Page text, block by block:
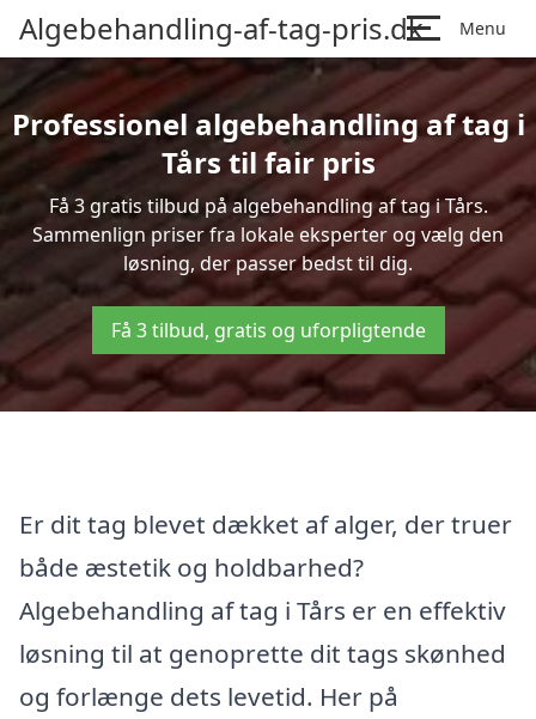
Algebehandling-af-tag-pris.dk Menu
Professionel algebehandling af tag i
Tårs til fair pris
Få 3 gratis tilbud på algebehandling af tag i Tårs.
Sammenlign priser fra lokale eksperter og vælg den
løsning, der passer bedst til dig.
Få 3 tilbud, gratis og uforpligtende
Er dit tag blevet dækket af alger, der truer
både æstetik og holdbarhed?
Algebehandling af tag i Tårs er en effektiv
løsning til at genoprette dit tags skønhed
og forlænge dets levetid. Her på